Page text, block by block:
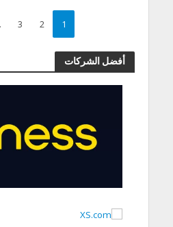
1
2
3
أفضل الشركات